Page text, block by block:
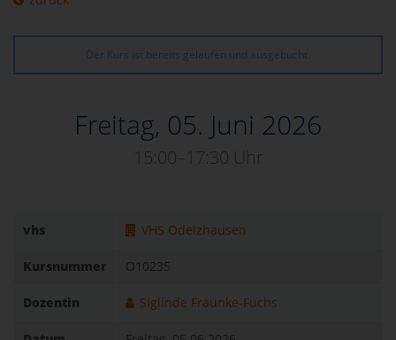
Der Kurs ist bereits gelaufen und ausgebucht.
Freitag, 05. Juni 2026
15:00–17:30 Uhr
vhs VHS Odelzhausen
Kursnummer O10235
Dozentin Siglinde Fraunke-Fuchs